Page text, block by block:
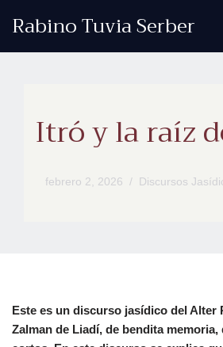
Rabino Tuvia Serber
Itró y la raíz
febrero 2, 2026 Discursos
Este es un discurso jasídico del Alter
Zalman de Liadí, de bendita